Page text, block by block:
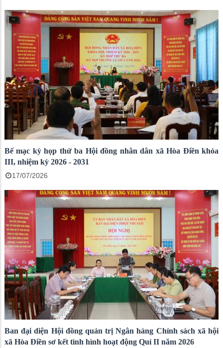
Bế mạc kỳ họp thứ ba Hội đồng nhân dân xã Hòa Điền khóa
III, nhiệm kỳ 2026 - 2031
17/07/2026
Ban đại diện Hội đồng quản trị Ngân hàng Chính sách xã hội
xã Hòa Điền sơ kết tình hình hoạt động Quí II năm 2026